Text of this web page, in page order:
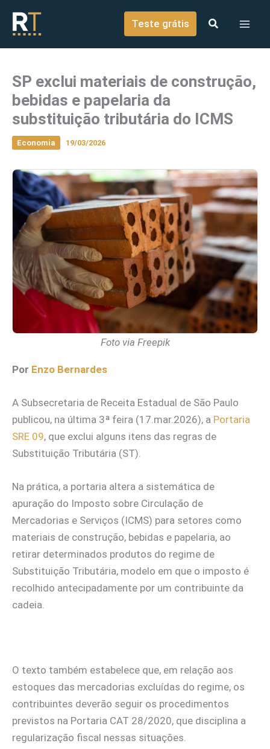
conteúdo
Teste grátis
SP exclui materiais de construção,
bebidas e papelaria da
substituição tributária do ICMS
Economia 19/03/2026
Foto via Freepik
Por Enzo Bernardes
A Subsecretaria de Receita Estadual de São Paulo
publicou, na última 3ª feira (17.mar.2026), a Portaria
SRE 09, que exclui alguns itens das regras de
Substituição Tributária (ST).
Na prática, a portaria altera a sistemática de
apuração do Imposto sobre Circulação de
Mercadorias e Serviços (ICMS) para setores como
materiais de construção, bebidas e papelaria, ao
retirar determinados produtos do regime de
Substituição Tributária, modelo em que o imposto é
recolhido antecipadamente por um contribuinte da
cadeia.
O texto também estabelece que, em relação aos
estoques das mercadorias excluídas do regime, os
contribuintes deverão seguir os procedimentos
previstos na Portaria CAT 28/2020, que disciplina a
regularização fiscal nessas situações.